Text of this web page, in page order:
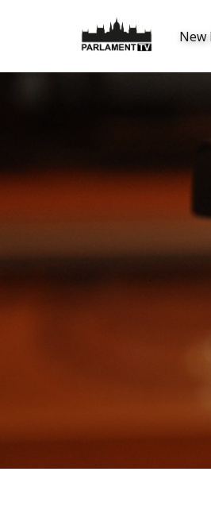
New